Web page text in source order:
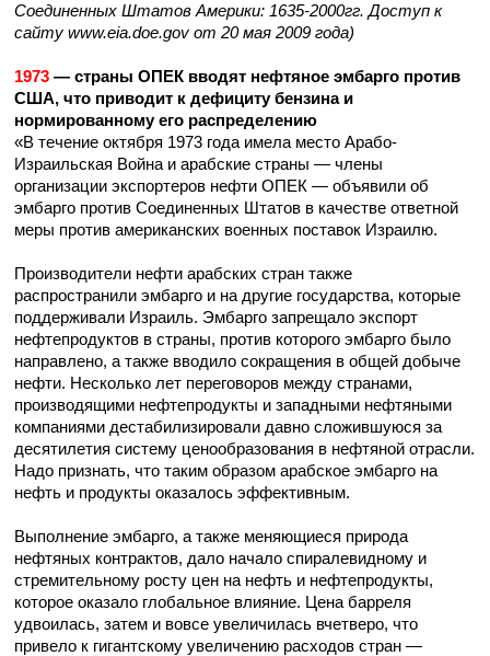
Соединенных Штатов Америки: 1635-2000гг. Доступ к
сайту www.eia.doe.gov от 20 мая 2009 года)
1973 — страны ОПЕК вводят нефтяное эмбарго против
США, что приводит к дефициту бензина и
нормированному его распределению
«В течение октября 1973 года имела место Арабо-
Израильская Война и арабские страны — члены
организации экспортеров нефти ОПЕК — объявили об
эмбарго против Соединенных Штатов в качестве ответной
меры против американских военных поставок Израилю.
Производители нефти арабских стран также
распространили эмбарго и на другие государства, которые
поддерживали Израиль. Эмбарго запрещало экспорт
нефтепродуктов в страны, против которого эмбарго было
направлено, а также вводило сокращения в общей добыче
нефти. Несколько лет переговоров между странами,
производящими нефтепродукты и западными нефтяными
компаниями дестабилизировали давно сложившуюся за
десятилетия систему ценообразования в нефтяной отрасли.
Надо признать, что таким образом арабское эмбарго на
нефть и продукты оказалось эффективным.
Выполнение эмбарго, а также меняющиеся природа
нефтяных контрактов, дало начало спиралевидному и
стремительному росту цен на нефть и нефтепродукты,
которое оказало глобальное влияние. Цена барреля
удвоилась, затем и вовсе увеличилась вчетверо, что
привело к гигантскому увеличению расходов стран —